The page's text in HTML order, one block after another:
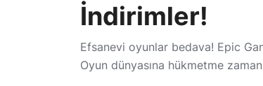
İndirimler!
Efsanevi oyunlar bedava! Epic
Oyun dünyasına hükmetme